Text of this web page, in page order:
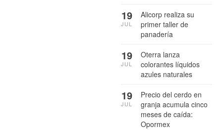
Alicorp realiza su
primer taller de
panadería
19
JUL
Oterra lanza
colorantes líquidos
azules naturales
19
JUL
Precio del cerdo en
granja acumula cinco
meses de caída:
Opormex
19
JUL